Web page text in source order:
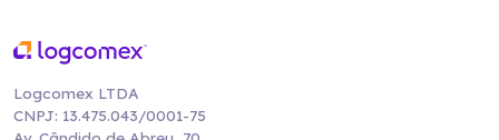
Logcomex LTDA
CNPJ: 13.475.043/0001-75